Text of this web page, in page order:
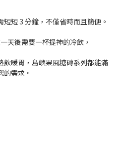
短 3 分鐘，不僅省時而且簡便。
天後需要一杯提神的冷飲，
飲暖胃，島嶼果風糖磚系列都能滿
的需求。